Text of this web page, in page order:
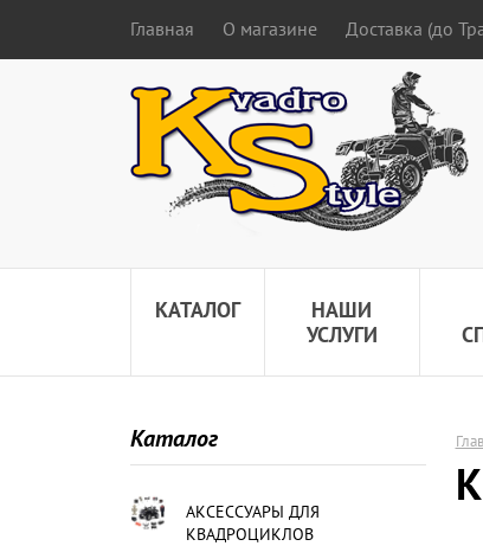
Главная О магазине Доставка (до
КАТАЛОГ
НАШИ
УСЛУГИ
Каталог
АКСЕССУАРЫ ДЛЯ
КВАДРОЦИКЛОВ